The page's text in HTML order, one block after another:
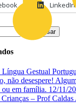
LinkedIn
Pesquisar
Gestual
não desespere!
ou em família. 12/11/
– Prof Caldas